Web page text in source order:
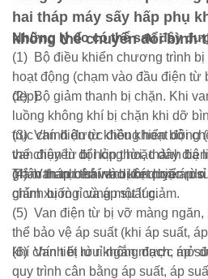
hai tháp máy sấy hấp phụ
không thể chuyển đổi bình
Những lý do có thể sau đây
(1) Bộ điều khiển chương trình
hoạt động (chạm vào đầu điện từ
đẹp).
(2)Bộ giảm thanh bị chặn. Khi
luồng không khí bị chặn khi dỡ
trục chính được điều khiển bởi
thể chuyển đổi kịp thời, thành ba
giảm thanh thải vào khí quyển,
giảm xuống cùng một lúc.
(3)Van điện từ không hoạt động
van điện từ bị hỏng hoặc dây
Thân tháp bên van luôn chịu áp
(4)Van trục chính bị kẹt hoặc rò
chính bị rò rỉ và áp suất giảm.
(5) Van điện từ bị vỡ màng
thể bảo vệ áp suất (khi áp suất,
khí chính bị rò rỉ ngắn mạch, áp
(6) Van tiết lưu không được mở
quy trình cân bằng áp suất, áp